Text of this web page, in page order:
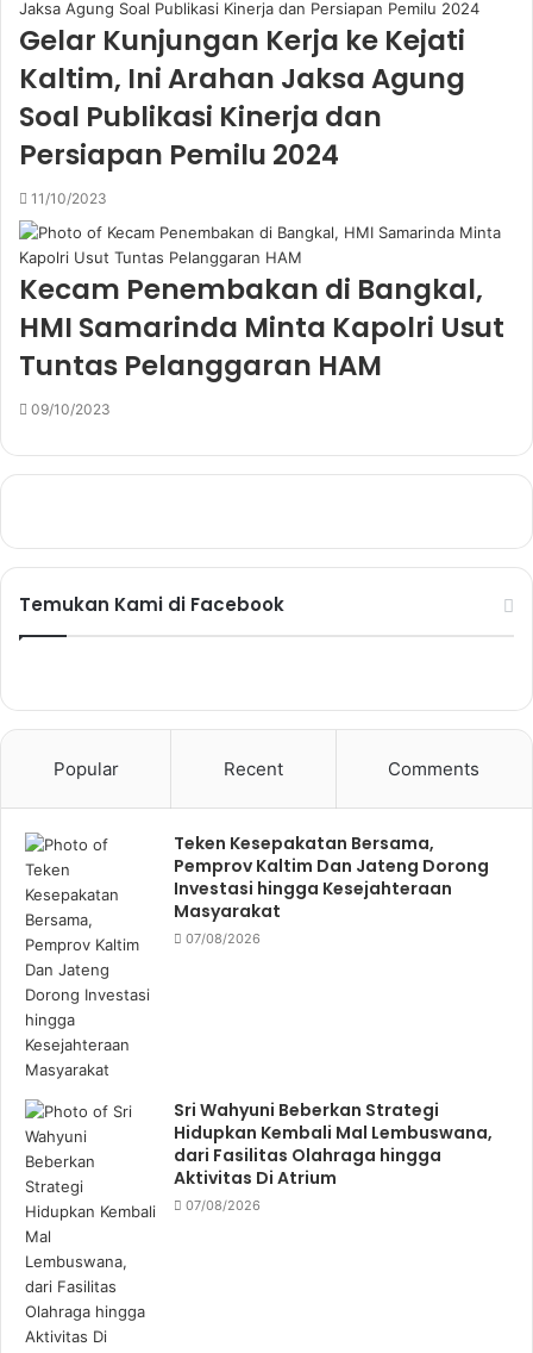
Gelar Kunjungan Kerja ke Kejati
Kaltim, Ini Arahan Jaksa Agung
Soal Publikasi Kinerja dan
Persiapan Pemilu 2024
11/10/2023
Kecam Penembakan di Bangkal,
HMI Samarinda Minta Kapolri Usut
Tuntas Pelanggaran HAM
09/10/2023
Temukan Kami di Facebook
Popular Recent Comments
Teken Kesepakatan Bersama,
Pemprov Kaltim Dan Jateng Dorong
Investasi hingga Kesejahteraan
Masyarakat
07/08/2026
Sri Wahyuni Beberkan Strategi
Hidupkan Kembali Mal Lembuswana,
dari Fasilitas Olahraga hingga
Aktivitas Di Atrium
07/08/2026